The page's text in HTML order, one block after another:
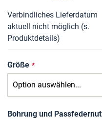
Verbindliches Lieferdatum
aktuell nicht möglich (s.
Produktdetails)
Größe
Bohrung und Passfedernut